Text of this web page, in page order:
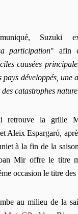
Suzuki
participation" afin
causées
pays développés, une
catastrophes
retrouve la grille
Aleix Espargaró,
à la fin de la
Mir offre le titre
occasion le titre des
au milieu de la